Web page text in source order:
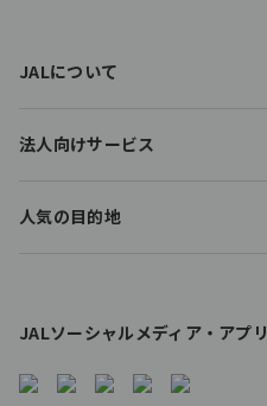
o
e
i
JALについて
法人向けサービス
人気の目的地
JALソーシャルメディア・アプリ